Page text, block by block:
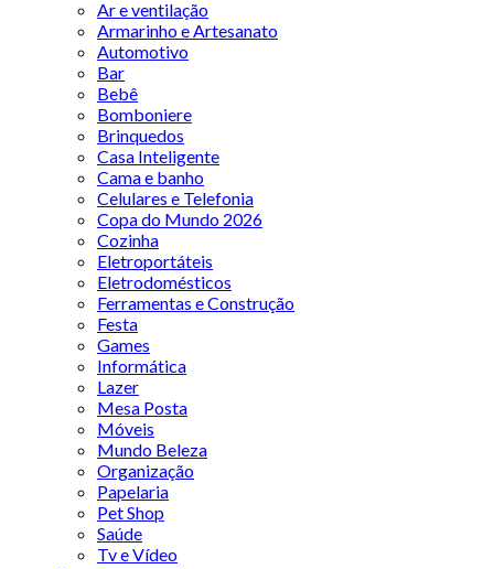
Ar e ventilação
Armarinho e Artesanato
Automotivo
Bar
Bebê
Bomboniere
Brinquedos
Casa Inteligente
Cama e banho
Celulares e Telefonia
Copa do Mundo 2026
Cozinha
Eletroportáteis
Eletrodomésticos
Ferramentas e Construção
Festa
Games
Informática
Lazer
Mesa Posta
Móveis
Mundo Beleza
Organização
Papelaria
Pet Shop
Saúde
Tv e Vídeo